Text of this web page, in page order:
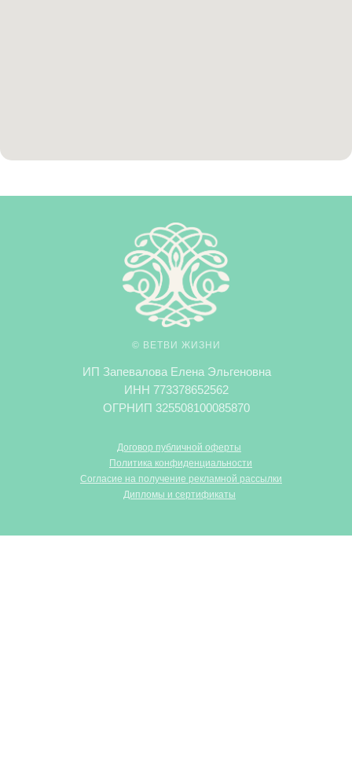
© ВЕТВИ ЖИЗНИ
ИП Запевалова Елена Эльгеновна
ИНН 773378652562
ОГРНИП 325508100085870
Согласие на получение рекламной рассылки
Дипломы и сертификаты
Договор публичной оферты
Политика конфиденциальности